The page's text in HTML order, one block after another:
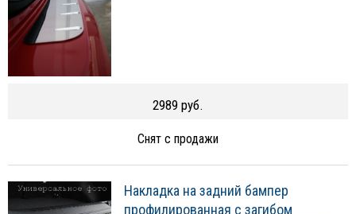
2989 руб.
Снят с продажи
Накладка на задний бампер
профилированная с загибом